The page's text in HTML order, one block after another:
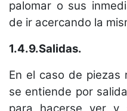
palomar o sus
de ir acercando la
1.4.9.Salidas.
En el caso de piezas
se entiende por